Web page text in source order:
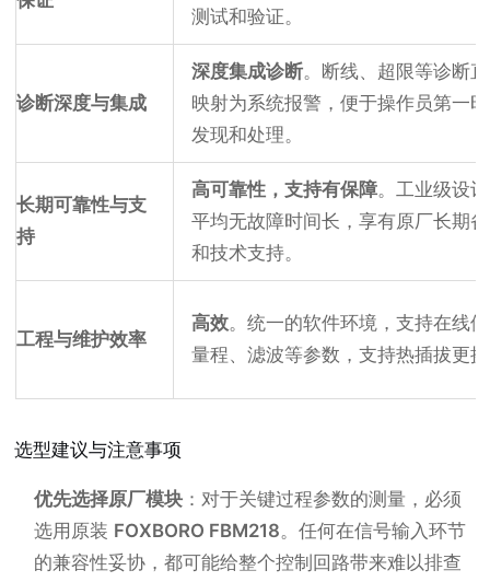
测试和验证。
诊断深度与集成
深度集成诊断。断线、超限等诊断
映射为系统报警，便于操作员第一
发现和处理。
长期可靠性与支
持
高可靠性，支持有保障。工业级设
平均无故障时间长，享有原厂长期
和技术支持。
工程与维护效率
高效。统一的软件环境，支持在线
量程、滤波等参数，支持热插拔更
选型建议与注意事项
优先选择原厂模块 ：对于关键过程参数的测量，必须
选用原装 FOXBORO FBM218。任何在信号输入环节
的兼容性妥协，都可能给整个控制回路带来难以排查